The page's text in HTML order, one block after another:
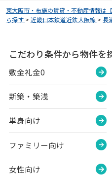
東大阪市・布施の賃貸・不動産情報は
ら探す > 近畿日本鉄道近鉄大阪線 > 長
こだわり条件から物件を
敷金礼金0
新築・築浅
単身向け
ファミリー向け
女性向け